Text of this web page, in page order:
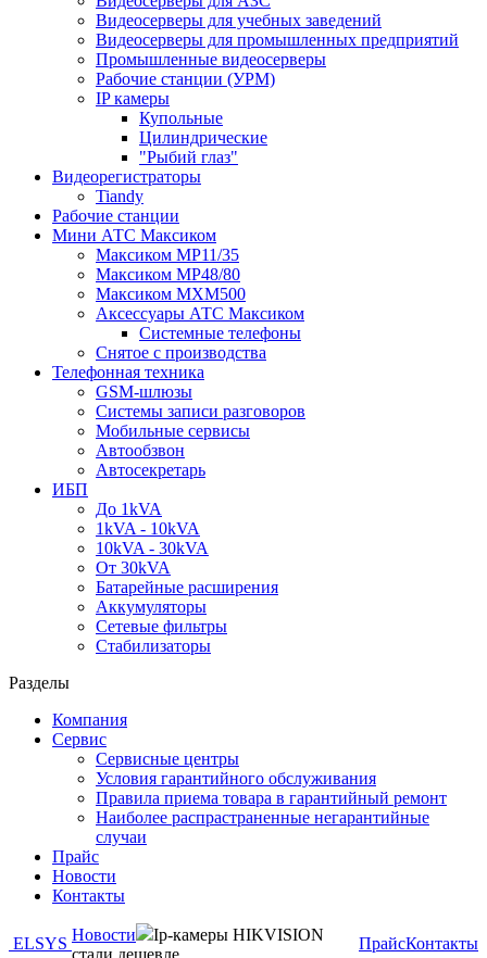
Видеосерверы для учебных заведений
Видеосерверы для промышленных предприятий
Промышленные видеосерверы
Рабочие станции (УРМ)
IP камеры
Купольные
Цилиндрические
"Рыбий глаз"
Видеорегистраторы
Tiandy
Рабочие станции
Мини АТС Максиком
Максиком MP11/35
Максиком MP48/80
Максиком MXM500
Аксессуары АТС Максиком
Системные телефоны
Снятое с производства
Телефонная техника
GSM-шлюзы
Системы записи разговоров
Мобильные сервисы
Автообзвон
Автосекретарь
ИБП
До 1kVA
1kVA - 10kVA
10kVA - 30kVA
От 30kVA
Батарейные расширения
Аккумуляторы
Сетевые фильтры
Стабилизаторы
Разделы
Компания
Сервис
Сервисные центры
Условия гарантийного обслуживания
Правила приема товара в гарантийный ремонт
Наиболее распрастраненные негарантийные
случаи
Прайс
Новости
Контакты
ELSYS Новости
Ip-камеры HIKVISION
стали дешевле
ПрайсКонтакты